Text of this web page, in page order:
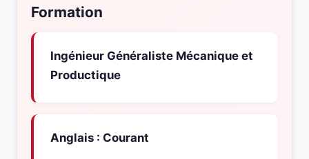
Formation
Ingénieur Généraliste Mécanique et
Productique
Anglais : Courant